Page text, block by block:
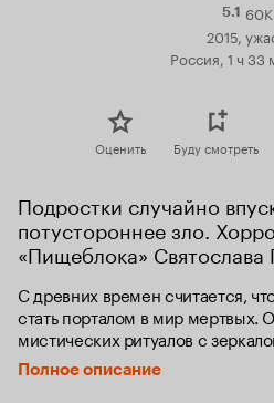
5.1
5.1
60K
2015,
Россия, 1 ч 33
Оценить Буду смотреть
Подростки случайно
потустороннее зло.
«Пищеблока» Святослава
С древних времен считается,
стать порталом в мир мертвых.
мистических ритуалов с
Пиковой дамы. Четверо
призвать ее, но даже не
Полное описание